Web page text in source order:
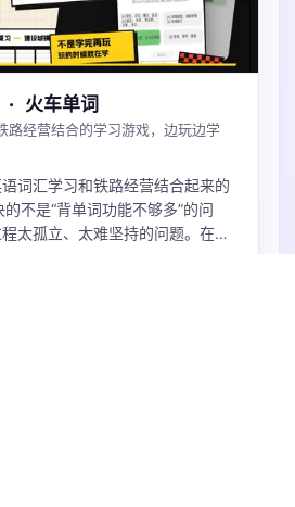
· 火车单词
路经营结合的学习游戏，边玩边学
词汇学习和铁路经营结合起来的
不是“背单词功能不够多”的问
太孤立、太难坚持的问题。在